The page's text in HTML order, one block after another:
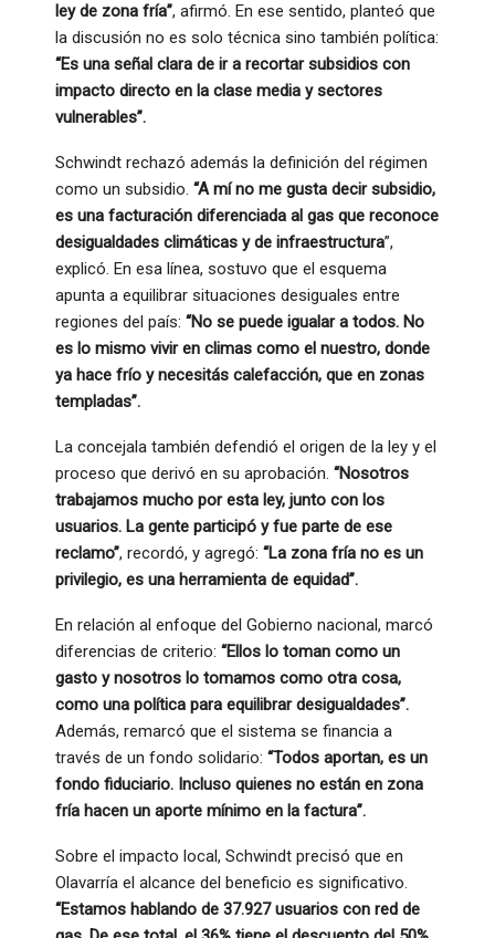
ley de zona fría”, afirmó. En ese sentido, planteó que
la discusión no es solo técnica sino también política:
“Es una señal clara de ir a recortar subsidios con
impacto directo en la clase media y sectores
vulnerables”.
Schwindt rechazó además la definición del régimen
como un subsidio. “A mí no me gusta decir subsidio,
es una facturación diferenciada al gas que reconoce
desigualdades climáticas y de infraestructura”,
explicó. En esa línea, sostuvo que el esquema
apunta a equilibrar situaciones desiguales entre
regiones del país: “No se puede igualar a todos. No
es lo mismo vivir en climas como el nuestro, donde
ya hace frío y necesitás calefacción, que en zonas
templadas”.
La concejala también defendió el origen de la ley y el
proceso que derivó en su aprobación. “Nosotros
trabajamos mucho por esta ley, junto con los
usuarios. La gente participó y fue parte de ese
reclamo”, recordó, y agregó: “La zona fría no es un
privilegio, es una herramienta de equidad”.
En relación al enfoque del Gobierno nacional, marcó
diferencias de criterio: “Ellos lo toman como un
gasto y nosotros lo tomamos como otra cosa,
como una política para equilibrar desigualdades”.
Además, remarcó que el sistema se financia a
través de un fondo solidario: “Todos aportan, es un
fondo fiduciario. Incluso quienes no están en zona
fría hacen un aporte mínimo en la factura”.
Sobre el impacto local, Schwindt precisó que en
Olavarría el alcance del beneficio es significativo.
“Estamos hablando de 37.927 usuarios con red de